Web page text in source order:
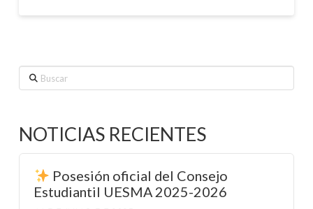
Buscar
NOTICIAS RECIENTES
Posesión oficial del Consejo
Estudiantil UESMA 2025-2026